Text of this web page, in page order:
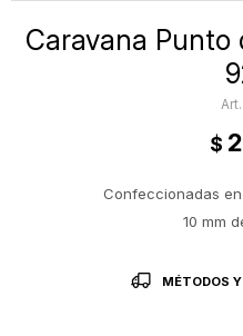
Caravana Punto
$
Confeccionadas
10 mm
MÉTODOS